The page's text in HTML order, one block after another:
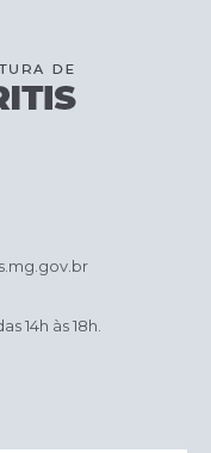
14h às 18h.